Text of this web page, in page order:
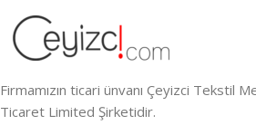
Firmamızın ticari ünvanı Çeyizci Tekstil
Ticaret Limited Şirketidir.